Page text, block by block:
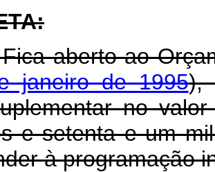
aberto ao
janeiro de 1995),
no
e setenta e um
à programação